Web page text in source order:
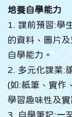
培養自學能力
1. 課前預習:學
的資料、圖片
自學能力。
2. 多元化課業:
(如:紙筆、實作
學習趣味性及實
3. 自學筆記:一